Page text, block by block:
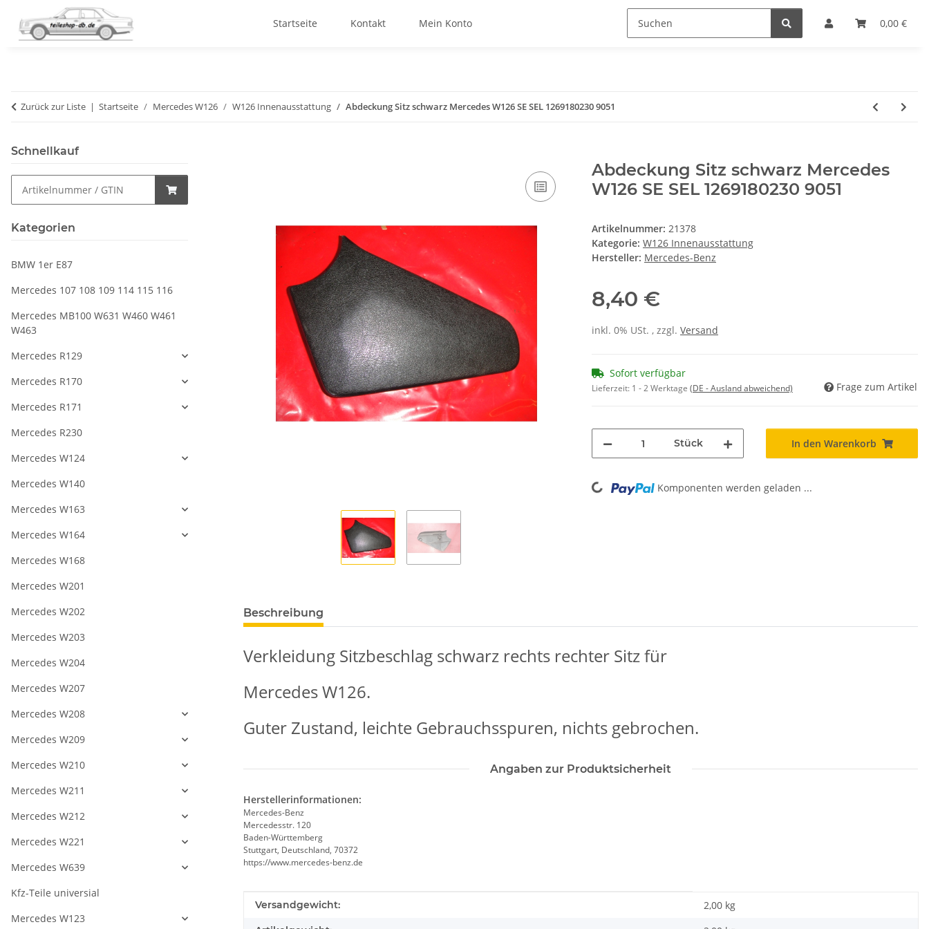
0,00 €
Startseite Kontakt Mein Konto
Zurück zur Liste Startseite Mercedes W126 W126 Innenausstattung Abdeckung Sitz schwarz Mercedes W126 SE SEL 1269180230 9051
Abdeckung Sitz schwarz Mercedes
W126 SE SEL 1269180230 9051
Artikelnummer: 21378
Kategorie: W126 Innenausstattung
Hersteller: Mercedes-Benz
8,40 €
inkl. 0% USt. , zzgl. Versand
Sofort verfügbar
Lieferzeit: 1 - 2 Werktage (DE - Ausland abweichend) Frage zum Artikel
Stück In den Warenkorb
Loading... Komponenten werden geladen ...
Beschreibung
Verkleidung Sitzbeschlag schwarz rechts rechter Sitz für
Mercedes W126.
Guter Zustand, leichte Gebrauchsspuren, nichts gebrochen.
Angaben zur Produktsicherheit
Herstellerinformationen:
Mercedes-Benz
Mercedesstr. 120
Baden-Württemberg
Stuttgart, Deutschland, 70372
https://www.mercedes-benz.de
Produkteigenschaft
Wert
Versandgewicht: 2,00 kg
Schnellkauf
Kategorien
BMW 1er E87
Mercedes 107 108 109 114 115 116
Mercedes MB100 W631 W460 W461
W463
Mercedes R129
Mercedes R170
Mercedes R171
Mercedes R230
Mercedes W124
Mercedes W140
Mercedes W163
Mercedes W164
Mercedes W168
Mercedes W201
Mercedes W202
Mercedes W203
Mercedes W204
Mercedes W207
Mercedes W208
Mercedes W209
Mercedes W210
Mercedes W211
Mercedes W212
Mercedes W221
Mercedes W639
Kfz-Teile universial
Mercedes W123